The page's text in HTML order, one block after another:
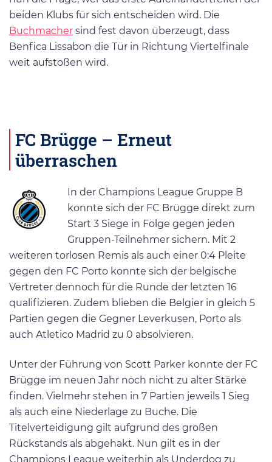
beiden Klubs für sich entscheiden wird. Die
Buchmacher sind fest davon überzeugt, dass
Benfica Lissabon die Tür in Richtung Viertelfinale
weit aufstoßen wird.
FC Brügge – Erneut
überraschen
In der Champions League Gruppe B
konnte sich der FC Brügge direkt zum
Start 3 Siege in Folge gegen jeden
Gruppen-Teilnehmer sichern. Mit 2
weiteren torlosen Remis als auch einer 0:4 Pleite
gegen den FC Porto konnte sich der belgische
Vertreter dennoch für die Runde der letzten 16
qualifizieren. Zudem blieben die Belgier in gleich 5
Partien gegen die Gegner Leverkusen, Porto als
auch Atletico Madrid zu 0 absolvieren.
Unter der Führung von Scott Parker konnte der FC
Brügge im neuen Jahr noch nicht zu alter Stärke
finden. Vielmehr stehen in 7 Partien jeweils 1 Sieg
als auch eine Niederlage zu Buche. Die
Titelverteidigung gilt aufgrund des großen
Rückstands als abgehakt. Nun gilt es in der
Champions League weiterhin als Underdog zu